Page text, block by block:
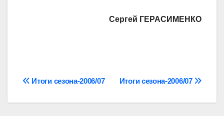
Сергей ГЕРАСИМЕНКО
Навігація
записів
Итоги сезона-2006/07
Итоги сезона-2006/07